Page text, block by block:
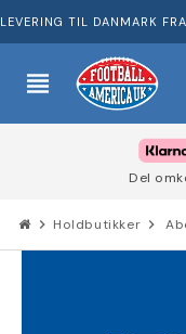
LEVERING TIL DANMARK
view_headline
Del
chevron_right Holdbutikker chevron_right